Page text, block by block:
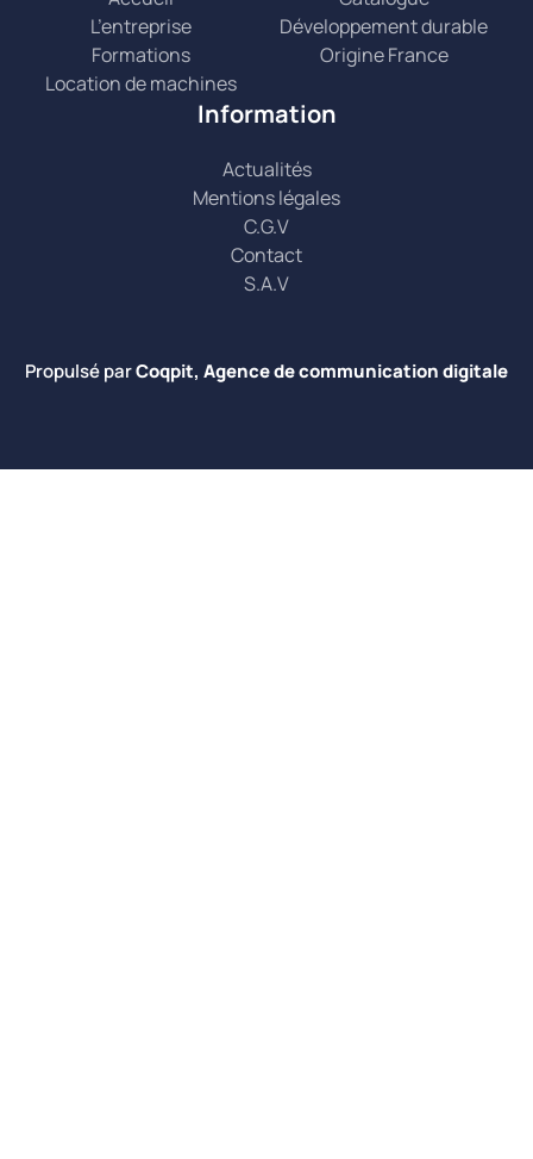
L’entreprise
Formations
Location de machines
Développement durable
Origine France
Information
Actualités
Mentions légales
C.G.V
Contact
S.A.V
Propulsé parCoqpit, Agence de communication digitale